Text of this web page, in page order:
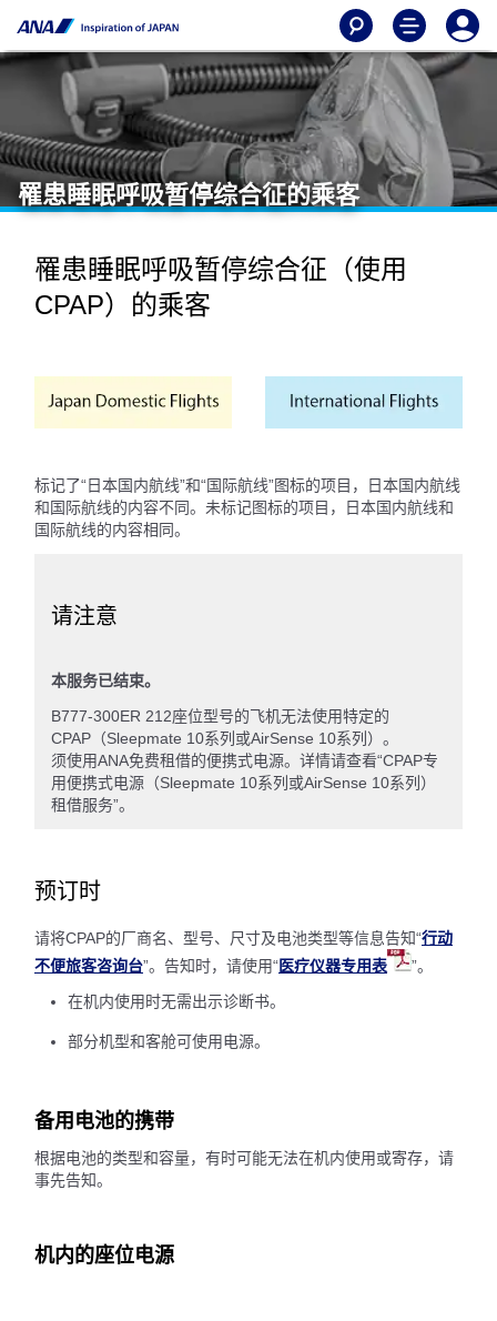
罹患睡眠呼吸暂停综合征的乘客
罹患睡眠呼吸暂停综合征（使用
CPAP）的乘客
标记了“日本国内航线”和“国际航线”图标的项目，日本国内航线
和国际航线的内容不同。未标记图标的项目，日本国内航线和
国际航线的内容相同。
请注意
本服务已结束。
B777-300ER 212座位型号的飞机无法使用特定的
CPAP（Sleepmate 10系列或AirSense 10系列）。
须使用ANA免费租借的便携式电源。详情请查看“CPAP专
用便携式电源（Sleepmate 10系列或AirSense 10系列）
租借服务”。
预订时
请将CPAP的厂商名、型号、尺寸及电池类型等信息告知“行动
不便旅客咨询台”。告知时，请使用“ 医疗仪器专用表
”。
在机内使用时无需出示诊断书。
部分机型和客舱可使用电源。
备用电池的携带
根据电池的类型和容量，有时可能无法在机内使用或寄存，请
事先告知。
机内的座位电源